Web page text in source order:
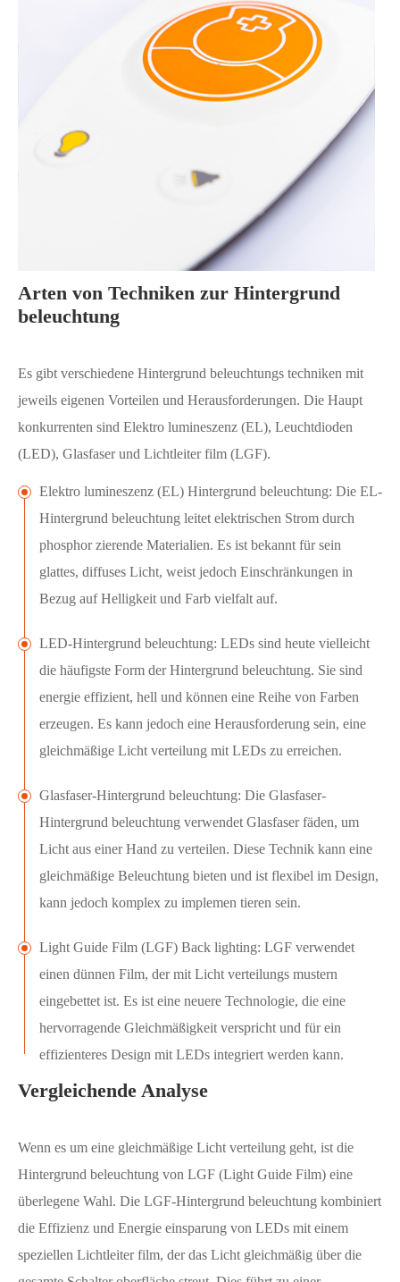
Arten von Techniken zur Hintergrund
beleuchtung
Es gibt verschiedene Hintergrund beleuchtungs techniken mit
jeweils eigenen Vorteilen und Herausforderungen. Die Haupt
konkurrenten sind Elektro lumineszenz (EL), Leuchtdioden
(LED), Glasfaser und Lichtleiter film (LGF).
Elektro lumineszenz (EL) Hintergrund beleuchtung: Die EL-
Hintergrund beleuchtung leitet elektrischen Strom durch
phosphor zierende Materialien. Es ist bekannt für sein
glattes, diffuses Licht, weist jedoch Einschränkungen in
Bezug auf Helligkeit und Farb vielfalt auf.
LED-Hintergrund beleuchtung: LEDs sind heute vielleicht
die häufigste Form der Hintergrund beleuchtung. Sie sind
energie effizient, hell und können eine Reihe von Farben
erzeugen. Es kann jedoch eine Herausforderung sein, eine
gleichmäßige Licht verteilung mit LEDs zu erreichen.
Glasfaser-Hintergrund beleuchtung: Die Glasfaser-
Hintergrund beleuchtung verwendet Glasfaser fäden, um
Licht aus einer Hand zu verteilen. Diese Technik kann eine
gleichmäßige Beleuchtung bieten und ist flexibel im Design,
kann jedoch komplex zu implemen tieren sein.
Light Guide Film (LGF) Back lighting: LGF verwendet
einen dünnen Film, der mit Licht verteilungs mustern
eingebettet ist. Es ist eine neuere Technologie, die eine
hervorragende Gleichmäßigkeit verspricht und für ein
effizienteres Design mit LEDs integriert werden kann.
Vergleichende Analyse
Wenn es um eine gleichmäßige Licht verteilung geht, ist die
Hintergrund beleuchtung von LGF (Light Guide Film) eine
überlegene Wahl. Die LGF-Hintergrund beleuchtung kombiniert
die Effizienz und Energie einsparung von LEDs mit einem
speziellen Lichtleiter film, der das Licht gleichmäßig über die